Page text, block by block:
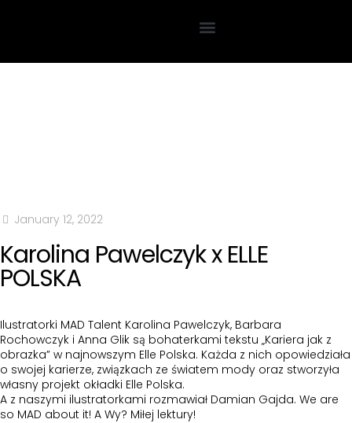
January 12, 2022
Karolina Pawelczyk x ELLE
POLSKA
Ilustratorki MAD Talent Karolina Pawelczyk, Barbara
Rochowczyk i Anna Glik są bohaterkami tekstu „Kariera jak z
obrazka” w najnowszym Elle Polska. Każda z nich opowiedziała
o swojej karierze, związkach ze światem mody oraz stworzyła
własny projekt okładki Elle Polska.
A z naszymi ilustratorkami rozmawiał Damian Gajda. We are
so MAD about it! A Wy? Miłej lektury!